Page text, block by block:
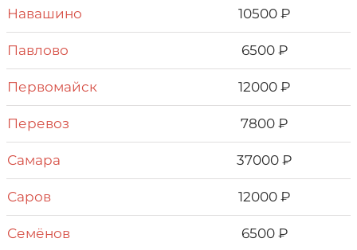
Навашино 10500 ₽
Павлово 6500 ₽
Первомайск 12000 ₽
Перевоз 7800 ₽
Самара 37000 ₽
Саров 12000 ₽
Семёнов 6500 ₽